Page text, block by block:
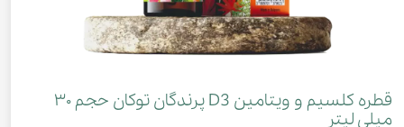
قطره کلسیم و ویتامین D3 پرندگان توکان حجم ۳۰
میلی لیتر